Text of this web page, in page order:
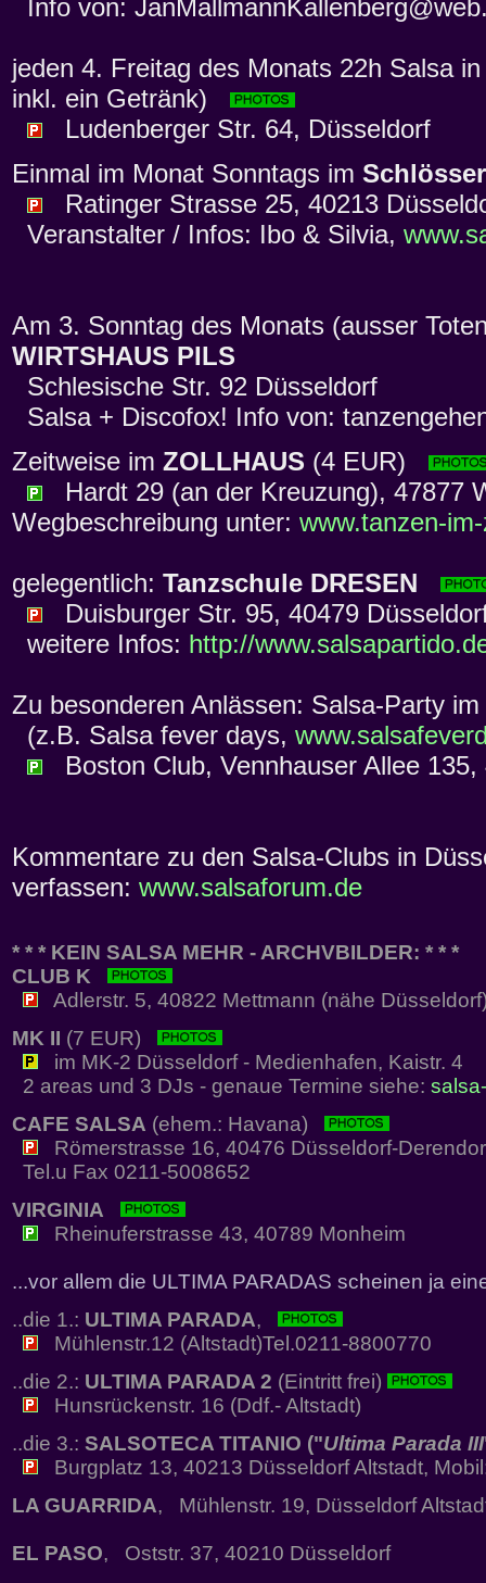
Info von:
jeden 4. Freitag des Monats 22h Salsa
inkl. ein Getränk)
Ludenberger Str. 64, Düsseldorf
Einmal im Monat Sonntags im
Ratinger Strasse 25, 40213
Veranstalter / Infos: Ibo & Silvia,
Am 3. Sonntag des Monats (ausser
WIRTSHAUS PILS
Schlesische Str. 92 Düsseldorf
Salsa + Discofox! Info von:
Zeitweise im ZOLLHAUS (4 EUR)
Hardt 29 (an der Kreuzung), 47877
Wegbeschreibung unter: www.tanzen-
gelegentlich: Tanzschule DRESEN
Duisburger Str. 95, 40479
weitere Infos: http://
Zu besonderen Anlässen: Salsa-Party im
(z.B. Salsa fever days,
Boston Club, Vennhauser Allee 135,
Kommentare zu den Salsa-Clubs in
verfassen: www.salsaforum.de
* * * KEIN SALSA MEHR - ARCHVBILDER: * * *
CLUB K
Adlerstr. 5, 40822 Mettmann (nähe
MK II (7 EUR)
im MK-2 Düsseldorf - Medienhafen, Kaistr. 4
2 areas und 3 DJs - genaue Termine siehe:
CAFE SALSA (ehem.: Havana)
Römerstrasse 16, 40476 Düsseldorf-
Tel.u Fax 0211-5008652
VIRGINIA
Rheinuferstrasse 43, 40789 Monheim
...vor allem die ULTIMA PARADAS scheinen ja
..die 1.: ULTIMA PARADA,
Mühlenstr.12 (Altstadt)Tel.0211-8800770
..die 2.: ULTIMA PARADA 2 (Eintritt frei)
Hunsrückenstr. 16 (Ddf.- Altstadt)
..die 3.: SALSOTECA TITANIO ("Ultima Parada III
Burgplatz 13, 40213 Düsseldorf Altstadt,
LA GUARRIDA, Mühlenstr. 19, Düsseldorf
EL PASO, Oststr. 37, 40210 Düsseldorf